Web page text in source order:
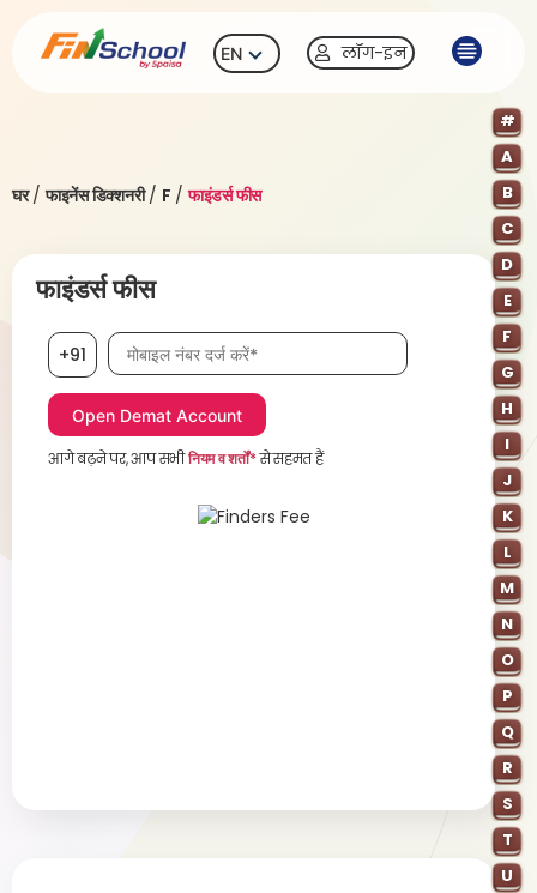
EN लॉग-इन
घर/फाइनेंस डिक्शनरी/ F /फाइंडर्स फीस
#
A
B
C
D
E
F
G
H
I
J
K
L
M
N
O
P
Q
R
S
T
U
फाइंडर्स फीस
+91 मोबाइल नंबर आवश्यक है
आगे बढ़ने पर, आप सभीनियम व शर्तों*से सहमत हैं